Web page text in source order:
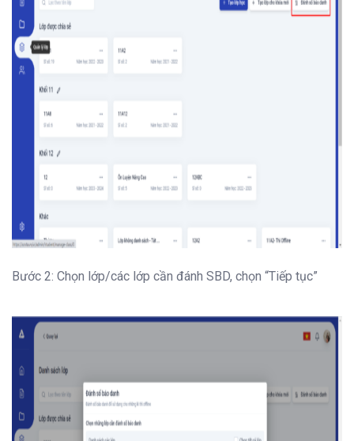
Bước 2: Chọn lớp/các lớp cần đánh SBD, chọn “Tiếp tục”